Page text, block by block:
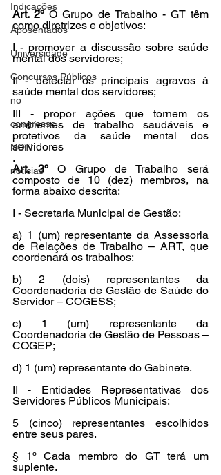
Indicações
Aposentados
Universidade
Concursos Públicos
no
congresso
NOTI
noticias
Art. 2º O Grupo de Trabalho - GT têm
como diretrizes e objetivos:
I - promover a discussão sobre saúde
mental dos servidores;
II - detectar os principais agravos à
saúde mental dos servidores;
III - propor ações que tornem os
ambientes de trabalho saudáveis e
protetivos da saúde mental dos
servidores
.
Art. 3º O Grupo de Trabalho será
composto de 10 (dez) membros, na
forma abaixo descrita:
I - Secretaria Municipal de Gestão:
a) 1 (um) representante da Assessoria
de Relações de Trabalho – ART, que
coordenará os trabalhos;
b) 2 (dois) representantes da
Coordenadoria de Gestão de Saúde do
Servidor – COGESS;
c) 1 (um) representante da
Coordenadoria de Gestão de Pessoas –
COGEP;
d) 1 (um) representante do Gabinete.
II - Entidades Representativas dos
Servidores Públicos Municipais:
5 (cinco) representantes escolhidos
entre seus pares.
§ 1º Cada membro do GT terá um
suplente.